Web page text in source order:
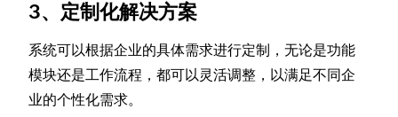
3、定制化解决方案
系统可以根据企业的具体需求进行定制，无论是功能
模块还是工作流程，都可以灵活调整，以满足不同企
业的个性化需求。